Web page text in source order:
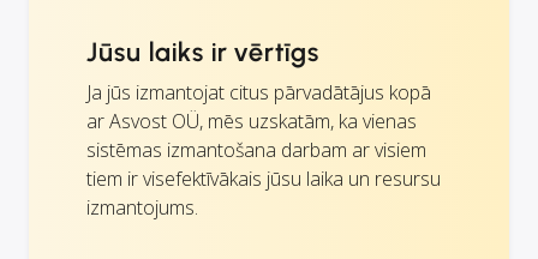
Jūsu laiks ir vērtīgs
Ja jūs izmantojat citus pārvadātājus kopā
ar Asvost OÜ, mēs uzskatām, ka vienas
sistēmas izmantošana darbam ar visiem
tiem ir visefektīvākais jūsu laika un resursu
izmantojums.